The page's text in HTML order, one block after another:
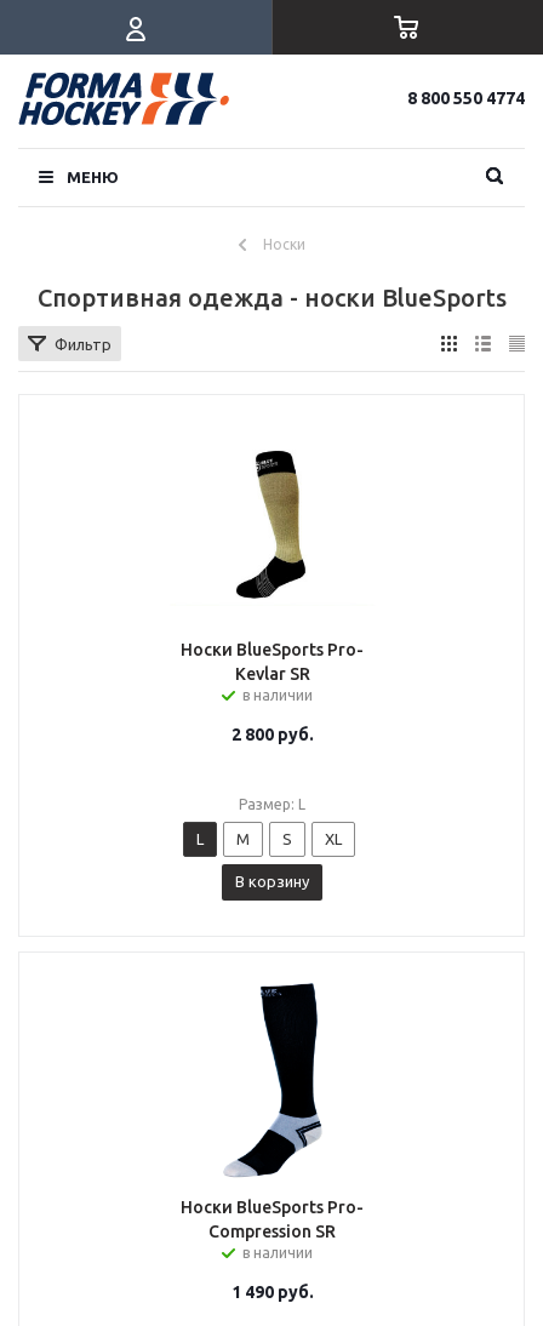
8 800 550 4774
МЕНЮ
Носки
Спортивная одежда - носки BlueSports
Фильтр
Носки BlueSports Pro-
Kevlar SR
в наличии
2 800руб.
Размер: L
L M S XL
В корзину
Носки BlueSports Pro-
Compression SR
в наличии
1 490руб.